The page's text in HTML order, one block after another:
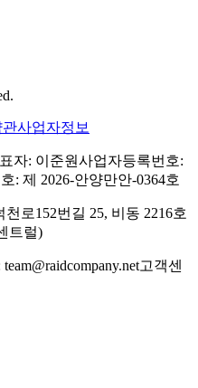
관사업자정보
자: 이준원사업자등록번호:
: 제 2026-안양만안-0364호
로152번길 25, 비동 2216호
트럴)
고객센